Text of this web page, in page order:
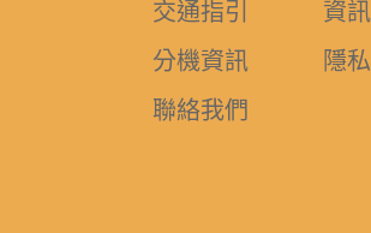
交通指引
分機資訊
聯絡我們
資
隱